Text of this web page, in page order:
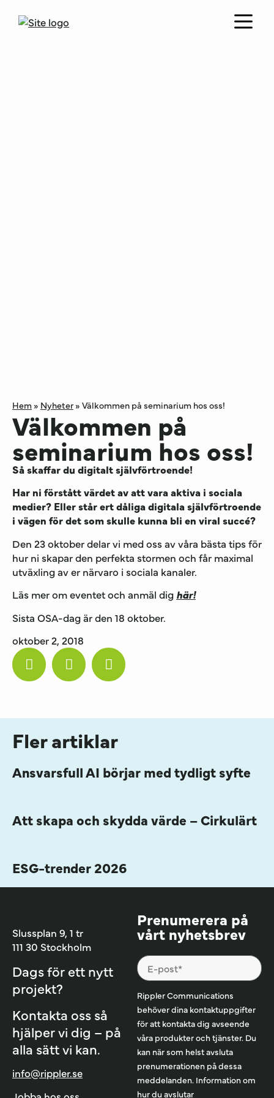
Hem » Nyheter » Välkommen på seminarium hos oss!
Välkommen på
seminarium hos oss!
Så skaffar du digitalt självförtroende!
Har ni förstått värdet av att vara aktiva i sociala
medier? Eller står ert dåliga digitala självförtroende
i vägen för det som skulle kunna bli en viral succé?
Den 23 oktober delar vi med oss av våra bästa tips för
hur ni skapar den perfekta stormen och får maximal
utväxling av er närvaro i sociala kanaler.
Läs mer om eventet och anmäl dig här!
Sista OSA-dag är den 18 oktober.
oktober 2, 2018
Fler artiklar
Ansvarsfull AI börjar med tydligt syfte
Att skapa och skydda värde – Cirkulärt
ESG-trender 2026
Slussplan 9, 1 tr
111 30 Stockholm
Dags för ett nytt
projekt?
Kontakta oss så
hjälper vi dig – på
alla sätt vi kan.
info@rippler.se
Prenumerera på
vårt nyhetsbrev
Rippler Communications
behöver dina kontaktuppgifter
för att kontakta dig avseende
våra produkter och tjänster. Du
kan när som helst avsluta
prenumerationen på dessa
meddelanden. Information om
hur du avslutar